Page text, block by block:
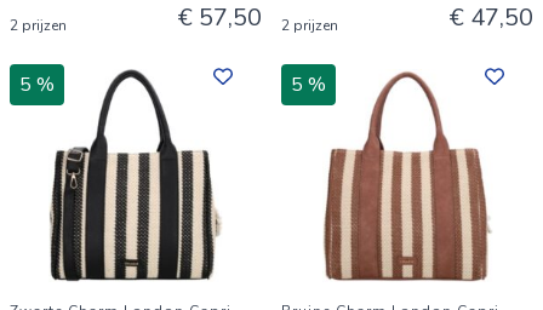
2 prijzen € 57,50 2 prijzen € 47,50
5 % 5 %